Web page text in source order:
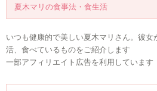
夏木マリの食事法・食生活
いつも健康的で美しい夏木マリさん。彼
活、食べているものをご紹介します
一部アフィリエイト広告を利用しています